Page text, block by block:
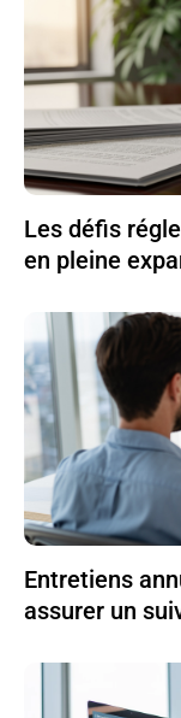
Les défis
en pleine
Entretiens
assurer un